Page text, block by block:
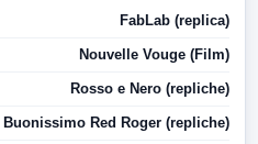
FabLab (replica)
Nouvelle Vouge (Film)
Rosso e Nero (repliche)
Buonissimo Red Roger (repliche)